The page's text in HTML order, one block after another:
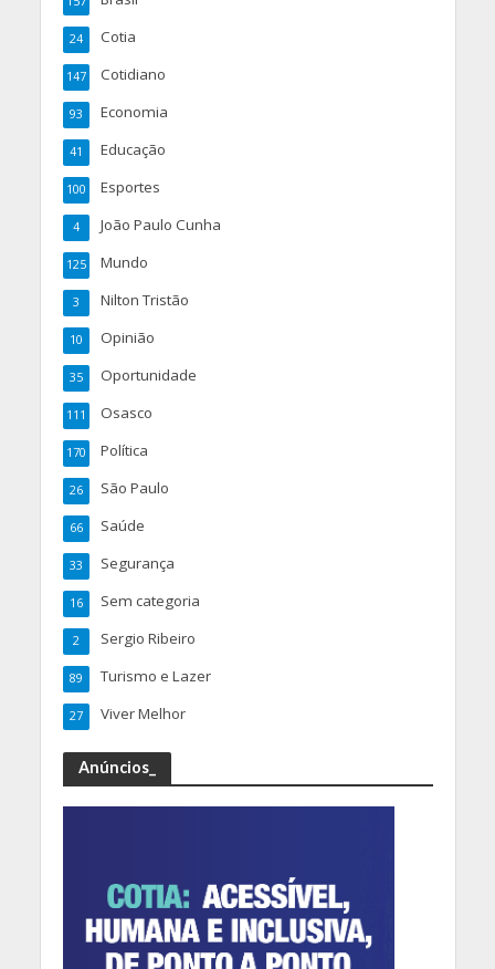
Cotia
24
Cotidiano
147
Economia
93
Educação
41
Esportes
100
João Paulo Cunha
4
Mundo
125
Nilton Tristão
3
Opinião
10
Oportunidade
35
Osasco
111
Política
170
São Paulo
26
Saúde
66
Segurança
33
Sem categoria
16
Sergio Ribeiro
2
Turismo e Lazer
89
Viver Melhor
27
Anúncios_